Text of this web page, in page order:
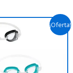
¡Oferta!
El
precio
original
El
precio